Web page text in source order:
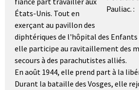
Pauliac. :
États-Unis. Tout en
exerçant au pavillon des
diphtériques de l'hôpital des Enfants
elle participe au ravitaillement des
secours à des parachutistes alliés.
En août 1944, elle prend part à la
Durant la bataille des Vosges, elle